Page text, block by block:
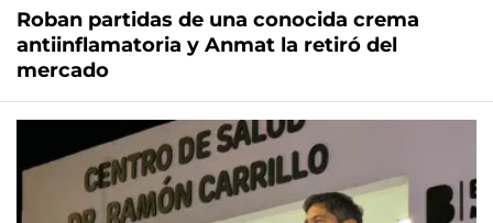
Roban partidas de una conocida crema
antiinflamatoria y Anmat la retiró del
mercado